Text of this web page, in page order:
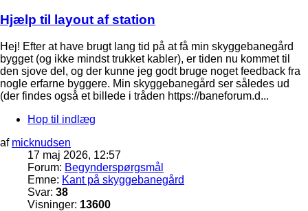
Hjælp til layout af station
Hej! Efter at have brugt lang tid på at få min skyggebanegård
bygget (og ikke mindst trukket kabler), er tiden nu kommet til
den sjove del, og der kunne jeg godt bruge noget feedback fra
nogle erfarne byggere. Min skyggebanegård ser således ud
(der findes også et billede i tråden https://baneforum.d...
Hop til indlæg
af micknudsen
17 maj 2026, 12:57
Forum: Begynderspørgsmål
Emne: Kant på skyggebanegård
Svar: 38
Visninger: 13600